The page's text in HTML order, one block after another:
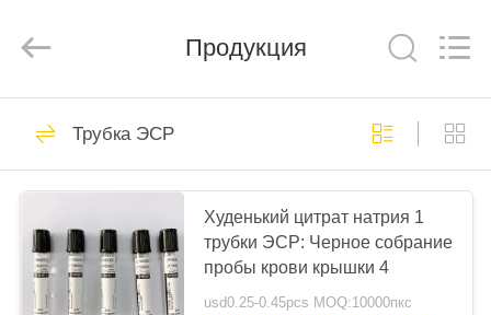
ДОМ
ПРОДУКТЫ
НАС
Co.,
Reserved.
Кровь собирая
трубку
Продукция
Трубка ЭСР
Худенький цитрат натрия 1
трубки ЭСР: Черное собрание
пробы крови крышки 4
usd0.25-0.45pcs MOQ:10000пкс